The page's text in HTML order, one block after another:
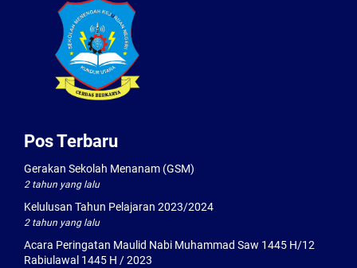
Pos Terbaru
Gerakan Sekolah Menanam (GSM)
2 tahun yang lalu
Kelulusan Tahun Pelajaran 2023/2024
2 tahun yang lalu
Acara Peringatan Maulid Nabi Muhammad Saw 1445 H/12
Rabiulawal 1445 H / 2023